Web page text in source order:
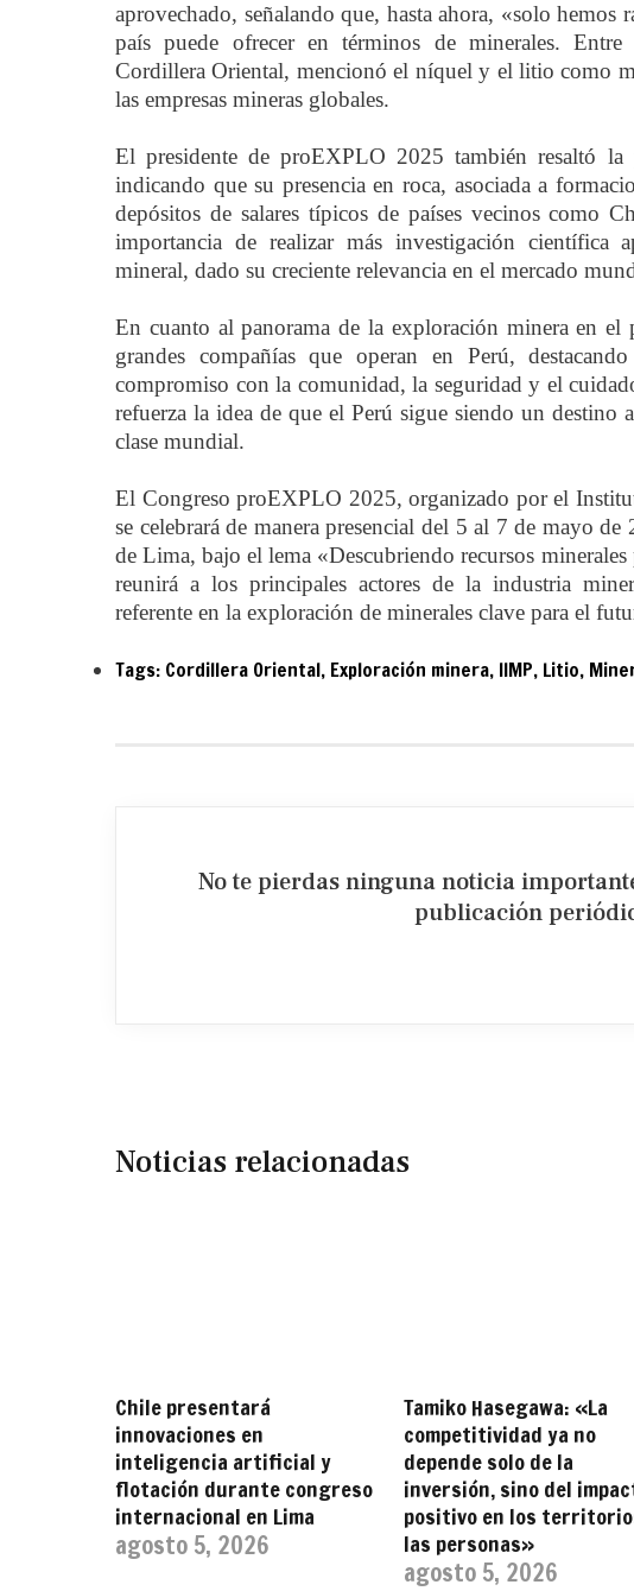
aprovechado, señalando que, hasta ahora, «solo hemos
país puede ofrecer en términos de minerales.
Cordillera Oriental, mencionó el níquel y el litio como
las empresas mineras globales.
El presidente de proEXPLO 2025 también resaltó
indicando que su presencia en roca, asociada a
depósitos de salares típicos de países vecinos como
importancia de realizar más investigación científica
mineral, dado su creciente relevancia en el mercado
En cuanto al panorama de la exploración minera en el
grandes compañías que operan en Perú,
compromiso con la comunidad, la seguridad y el
refuerza la idea de que el Perú sigue siendo un destino
clase mundial.
El Congreso proEXPLO 2025, organizado por el
se celebrará de manera presencial del 5 al 7 de mayo
de Lima, bajo el lema «Descubriendo recursos
reunirá a los principales actores de la industria
referente en la exploración de minerales clave para el
Tags: Cordillera Oriental, Exploración minera, IIMP, Litio,
No te pierdas ninguna noticia
publicación
Noticias relacionadas
Chile presentará
innovaciones en
inteligencia artificial y
flotación durante congreso
internacional en Lima
agosto 5, 2026
Tamiko Hasegawa: «La
competitividad ya no
depende solo de la
inversión, sino del
positivo en los
las personas»
agosto 5, 2026